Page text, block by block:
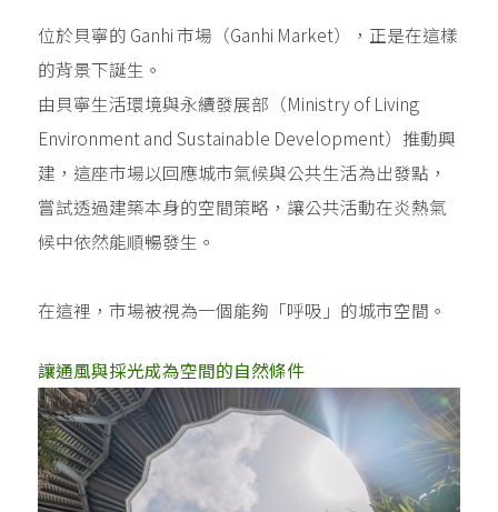
位於貝寧的 Ganhi 市場（Ganhi Market），正是在這樣
的背景下誕生。
由貝寧生活環境與永續發展部（Ministry of Living
Environment and Sustainable Development）推動興
建，這座市場以回應城市氣候與公共生活為出發點，
嘗試透過建築本身的空間策略，讓公共活動在炎熱氣
候中依然能順暢發生。
在這裡，市場被視為一個能夠「呼吸」的城市空間。
讓通風與採光成為空間的自然條件